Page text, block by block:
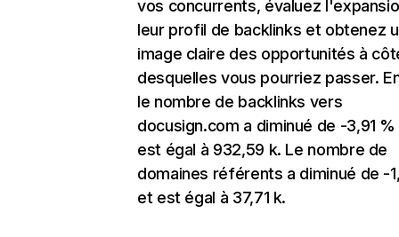
vos concurrents, évaluez
leur profil de backlinks et obtenez
image claire des opportunités à
desquelles vous pourriez passer.
le nombre de backlinks vers
docusign.com a diminué de -3,91
est égal à 932,59 k. Le nombre de
domaines référents a diminué de -
et est égal à 37,71 k.